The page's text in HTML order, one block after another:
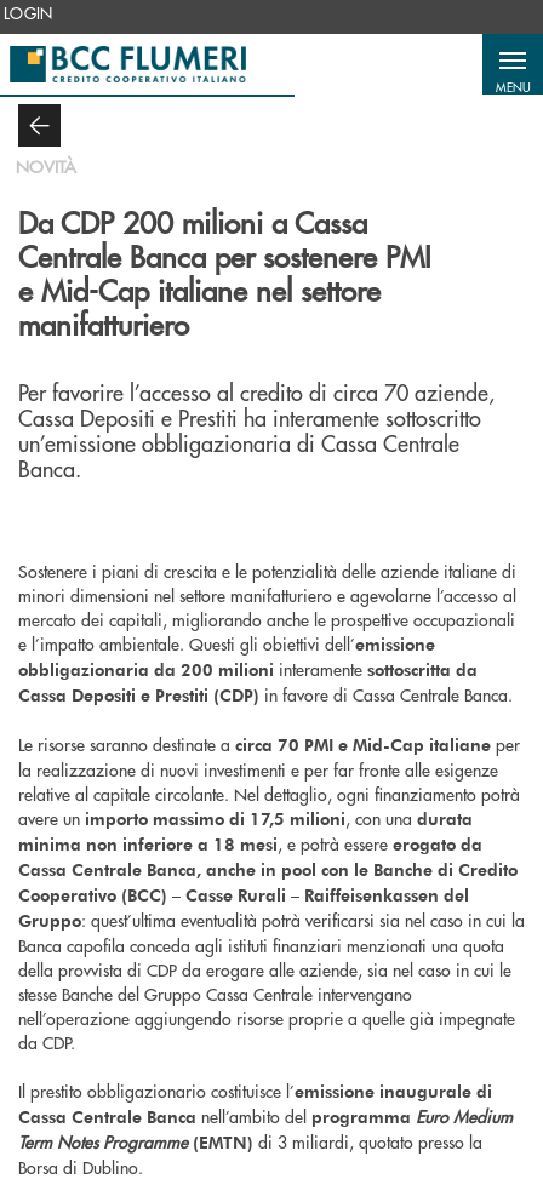
Salta al contenuto principale
LOGIN
MENU
NOVITÀ
Da CDP 200 milioni a Cassa
Centrale Banca per sostenere PMI
e Mid-Cap italiane nel settore
manifatturiero
Per favorire l’accesso al credito di circa 70 aziende,
Cassa Depositi e Prestiti ha interamente sottoscritto
un’emissione obbligazionaria di Cassa Centrale
Banca.
Sostenere i piani di crescita e le potenzialità delle aziende italiane di
minori dimensioni nel settore manifatturiero e agevolarne l’accesso al
mercato dei capitali, migliorando anche le prospettive occupazionali
e l’impatto ambientale. Questi gli obiettivi dell’emissione
obbligazionaria da 200 milioni interamente sottoscritta da
Cassa Depositi e Prestiti (CDP) in favore di Cassa Centrale Banca.
Le risorse saranno destinate a circa 70 PMI e Mid-Cap italiane per
la realizzazione di nuovi investimenti e per far fronte alle esigenze
relative al capitale circolante. Nel dettaglio, ogni finanziamento potrà
avere un importo massimo di 17,5 milioni, con una durata
minima non inferiore a 18 mesi, e potrà essere erogato da
Cassa Centrale Banca, anche in pool con le Banche di Credito
Cooperativo (BCC) – Casse Rurali – Raiffeisenkassen del
Gruppo: quest’ultima eventualità potrà verificarsi sia nel caso in cui la
Banca capofila conceda agli istituti finanziari menzionati una quota
della provvista di CDP da erogare alle aziende, sia nel caso in cui le
stesse Banche del Gruppo Cassa Centrale intervengano
nell’operazione aggiungendo risorse proprie a quelle già impegnate
da CDP.
Il prestito obbligazionario costituisce l’emissione inaugurale di
Cassa Centrale Banca nell’ambito del programma Euro Medium
Term Notes Programme (EMTN) di 3 miliardi, quotato presso la
Borsa di Dublino.